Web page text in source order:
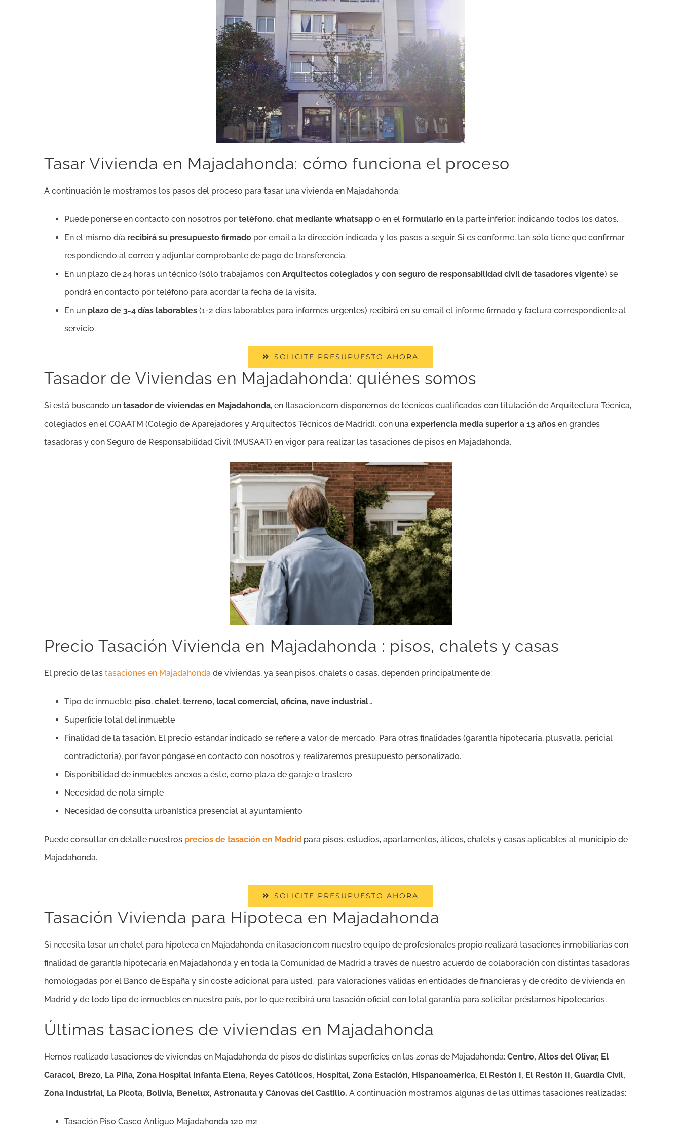
Tasar Vivienda en Majadahonda: cómo funciona el proceso
A continuación le mostramos los pasos del proceso para tasar una vivienda en Majadahonda:
Puede ponerse en contacto con nosotros por teléfono, chat mediante whatsapp o en el formulario en la parte inferior, indicando todos los datos.
En el mismo día recibirá su presupuesto firmado por email a la dirección indicada y los pasos a seguir. Si es conforme, tan sólo tiene que confirmar
respondiendo al correo y adjuntar comprobante de pago de transferencia.
En un plazo de 24 horas un técnico (sólo trabajamos con Arquitectos colegiados y con seguro de responsabilidad civil de tasadores vigente) se
pondrá en contacto por teléfono para acordar la fecha de la visita.
En un plazo de 3-4 días laborables (1-2 días laborables para informes urgentes) recibirá en su email el informe firmado y factura correspondiente al
servicio.
SOLICITE PRESUPUESTO AHORA
Tasador de Viviendas en Majadahonda: quiénes somos
Si está buscando un tasador de viviendas en Majadahonda, en Itasacion.com disponemos de técnicos cualificados con titulación de Arquitectura Técnica,
colegiados en el COAATM (Colegio de Aparejadores y Arquitectos Técnicos de Madrid), con una experiencia media superior a 13 años en grandes
tasadoras y con Seguro de Responsabilidad Civil (MUSAAT) en vigor para realizar las tasaciones de pisos en Majadahonda.
Precio Tasación Vivienda en Majadahonda : pisos, chalets y casas
El precio de las tasaciones en Majadahonda de viviendas, ya sean pisos, chalets o casas, dependen principalmente de:
Tipo de inmueble: piso, chalet, terreno, local comercial, oficina, nave industrial…
Superficie total del inmueble
Finalidad de la tasación. El precio estándar indicado se refiere a valor de mercado. Para otras finalidades (garantía hipotecaria, plusvalía, pericial
contradictoria), por favor póngase en contacto con nosotros y realizaremos presupuesto personalizado.
Disponibilidad de inmuebles anexos a éste, como plaza de garaje o trastero
Necesidad de nota simple
Necesidad de consulta urbanística presencial al ayuntamiento
Puede consultar en detalle nuestros precios de tasación en Madrid para pisos, estudios, apartamentos, áticos, chalets y casas aplicables al municipio de
Majadahonda.
SOLICITE PRESUPUESTO AHORA
Tasación Vivienda para Hipoteca en Majadahonda
Si necesita tasar un chalet para hipoteca en Majadahonda en itasacion.com nuestro equipo de profesionales propio realizará tasaciones inmobiliarias con
finalidad de garantía hipotecaria en Majadahonda y en toda la Comunidad de Madrid a través de nuestro acuerdo de colaboración con distintas tasadoras
homologadas por el Banco de España y sin coste adicional para usted, para valoraciones válidas en entidades de financieras y de crédito de vivienda en
Madrid y de todo tipo de inmuebles en nuestro país, por lo que recibirá una tasación oficial con total garantía para solicitar préstamos hipotecarios.
Últimas tasaciones de viviendas en Majadahonda
Hemos realizado tasaciones de viviendas en Majadahonda de pisos de distintas superficies en las zonas de Majadahonda: Centro, Altos del Olivar, El
Caracol, Brezo, La Piña, Zona Hospital Infanta Elena, Reyes Católicos, Hospital, Zona Estación, Hispanoamérica, El Restón I, El Restón II, Guardia Civil,
Zona Industrial, La Picota, Bolivia, Benelux, Astronauta y Cánovas del Castillo. A continuación mostramos algunas de las últimas tasaciones realizadas:
Tasación Piso Casco Antiguo Majadahonda 120 m2